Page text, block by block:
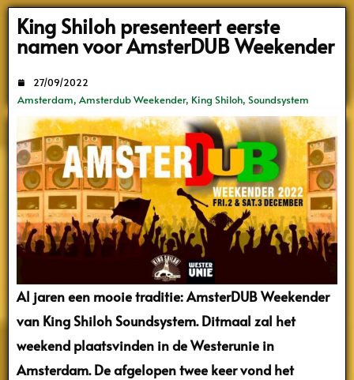
King Shiloh presenteert eerste
namen voor AmsterDUB Weekender
Amsterdam, Amsterdub Weekender, King Shiloh, Soundsystem
27/09/2022
Al jaren een mooie traditie: AmsterDUB Weekender
van King Shiloh Soundsystem. Ditmaal zal het
weekend plaatsvinden in de Westerunie in
Amsterdam. De afgelopen twee keer vond het